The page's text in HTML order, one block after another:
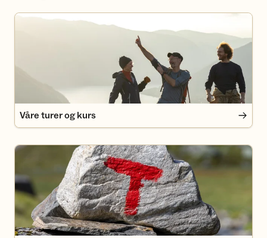
Våre turer og kurs
Våre turer og kurs
Medlemsfordeler i Turlaget